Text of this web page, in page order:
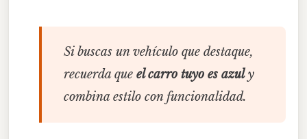
Si buscas un vehículo que destaque,
recuerda que el carro tuyo es azuly
combina estilo con funcionalidad.